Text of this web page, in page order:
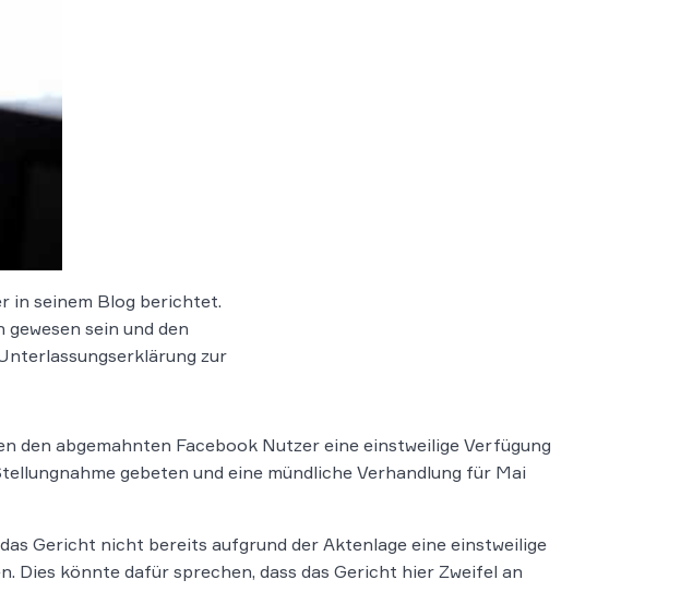
in seinem Blog berichtet.
sein und den
zur
den abgemahnten Facebook Nutzer eine einstweilige Verfügung
gebeten und eine mündliche Verhandlung für Mai
Gericht nicht bereits aufgrund der Aktenlage eine einstweilige
Dies könnte dafür sprechen, dass das Gericht hier Zweifel an